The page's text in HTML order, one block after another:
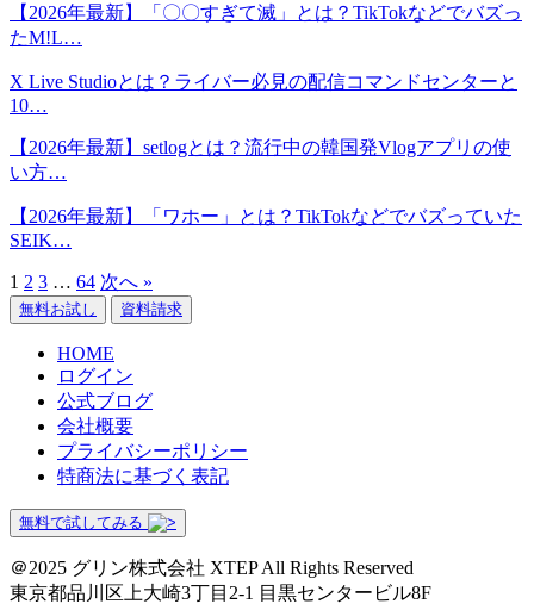
【2026年最新】「〇〇すぎて滅」とは？TikTokなどでバズっ
たM!L…
X Live Studioとは？ライバー必見の配信コマンドセンターと
10…
【2026年最新】setlogとは？流行中の韓国発Vlogアプリの使
い方…
【2026年最新】「ワホー」とは？TikTokなどでバズっていた
SEIK…
1 2 3 … 64 次へ »
無料お試し 資料請求
HOME
ログイン
公式ブログ
会社概要
プライバシーポリシー
特商法に基づく表記
無料で試してみる
＠2025 グリン株式会社 XTEP All Rights Reserved
東京都品川区上大崎3丁目2-1 目黒センタービル8F